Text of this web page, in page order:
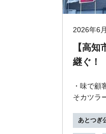
2026年6
【高
継ぐ！
・味で顧
そカツラ
ても綺...
あとつぎ